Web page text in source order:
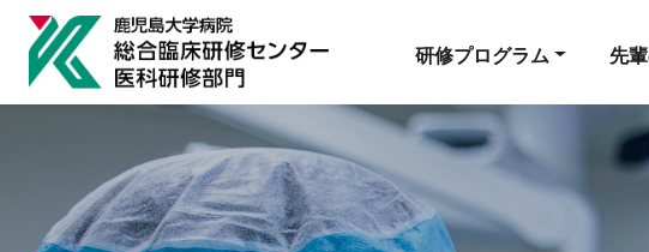
研修プログラム 先